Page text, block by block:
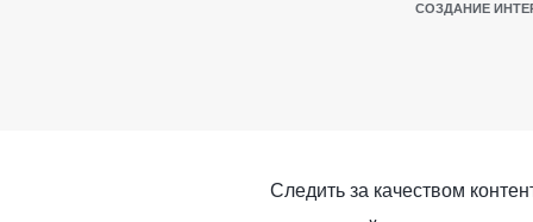
СОЗДАНИЕ
Следить за качеством